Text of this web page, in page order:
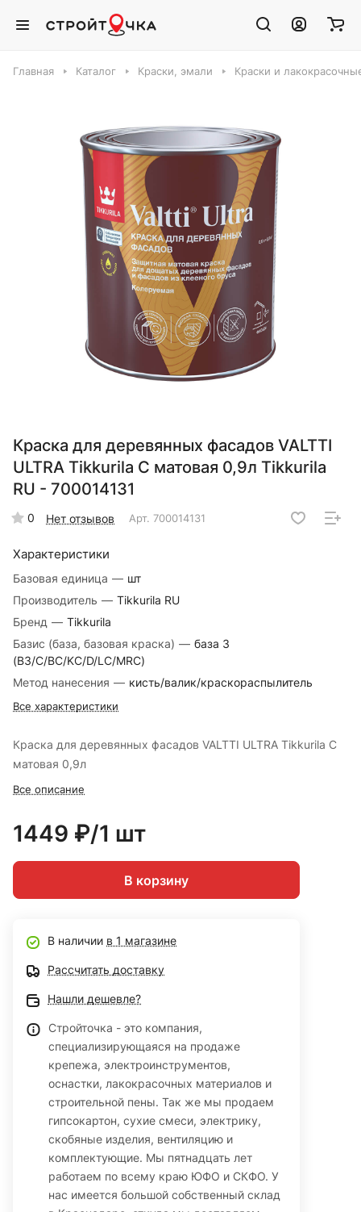
Главная Каталог Краски, эмали Краски и
Краска для деревянных фасадов VALTTI
ULTRA Tikkurila C матовая 0,9л Tikkurila
RU - 700014131
0 Нет отзывов Арт. 700014131
Характеристики
Базовая единица — шт
Производитель — Tikkurila RU
Бренд — Tikkurila
Базис (база, базовая краска) — база 3
(B3/C/BC/KC/D/LC/MRC)
Метод нанесения — кисть/валик/краскораспылитель
Все характеристики
Краска для деревянных фасадов VALTTI ULTRA Tikkurila C
матовая 0,9л
Все описание
1449 ₽/1 шт
В корзину
В наличии в 1 магазине
Рассчитать доставку
Нашли дешевле?
Стройточка - это компания,
специализирующаяся на продаже
крепежа, электроинструментов,
оснастки, лакокрасочных материалов и
строительной пены. Так же мы продаем
гипсокартон, сухие смеси, электрику,
скобяные изделия, вентиляцию и
комплектующие. Мы пятнадцать лет
работаем по всему краю ЮФО и СКФО. У
нас имеется большой собственный склад